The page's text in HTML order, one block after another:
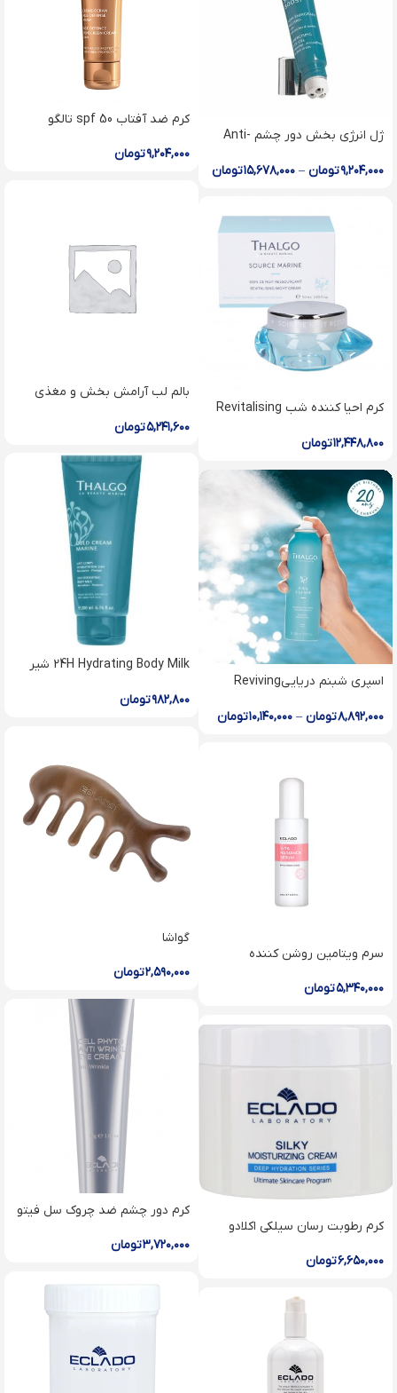
کرم ضد آفتاب spf 50 تالگو
۹,۲۰۴,۰۰۰تومان
ژل انرژی بخش دور چشم Anti-
۹,۲۰۴,۰۰۰تومان – ۱۵,۶۷۸,۰۰۰تومان
بالم لب آرامش بخش و مغذى
۵,۲۴۱,۶۰۰تومان
كرم احيا كننده شب Revitalising
۱۲,۴۴۸,۸۰۰تومان
24H Hydrating Body Milk شير
۹۸۲,۸۰۰تومان
اسپرى شبنم دريايىReviving
۸,۸۹۲,۰۰۰تومان – ۱۰,۱۴۰,۰۰۰تومان
گواشا
۲,۵۹۰,۰۰۰تومان
سرم ویتامین روشن کننده
۵,۳۴۰,۰۰۰تومان
کرم دور چشم ضد چروک سل فیتو
۳,۷۲۰,۰۰۰تومان
کرم رطوبت رسان سیلکی اکلادو
۶,۶۵۰,۰۰۰تومان